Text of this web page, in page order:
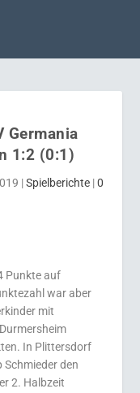
Germania
1:2 (0:1)
|Spielberichte |0
Punkte auf
war aber
mit
In Plittersdorf
Schmieder den
2. Halbzeit